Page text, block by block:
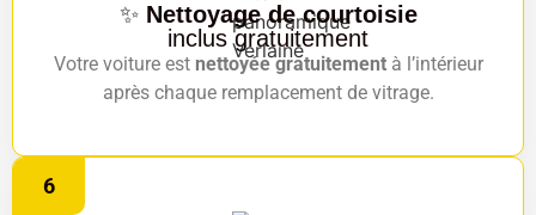
✨ Nettoyage de courtoisie
inclus gratuitement
Votre voiture est nettoyée gratuitementà l’intérieur
après chaque remplacement de vitrage.
6